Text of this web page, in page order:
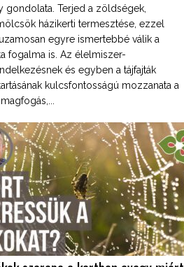
gondolata. Terjed a zöldségek,
házikerti termesztése, ezzel
egyre ismertebbé válik a
fogalma is. Az élelmiszer-
és egyben a tájfajták
kulcsfontosságú mozzanata a